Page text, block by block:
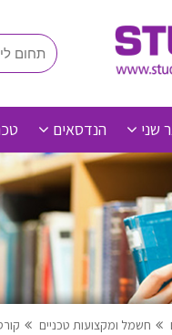
שני הנדסאים
חשמל ומקצועות טכניים